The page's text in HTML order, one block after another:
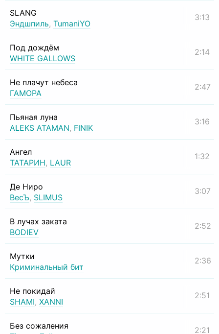
SLANG
Эндшпиль, TumaniYO
3:13
Под дождём
WHITE GALLOWS
2:14
Не плачут небеса
ГАМОРА
2:47
Пьяная луна
ALEKS ATAMAN, FINIK
3:16
Ангел
ТАТАРИН, LAUR
1:32
Де Ниро
ВесЪ, SLIMUS
3:07
В лучах заката
BODIEV
2:52
Мутки
Криминальный бит
2:36
Не покидай
SHAMI, XANNI
2:51
Без сожаления
2:21